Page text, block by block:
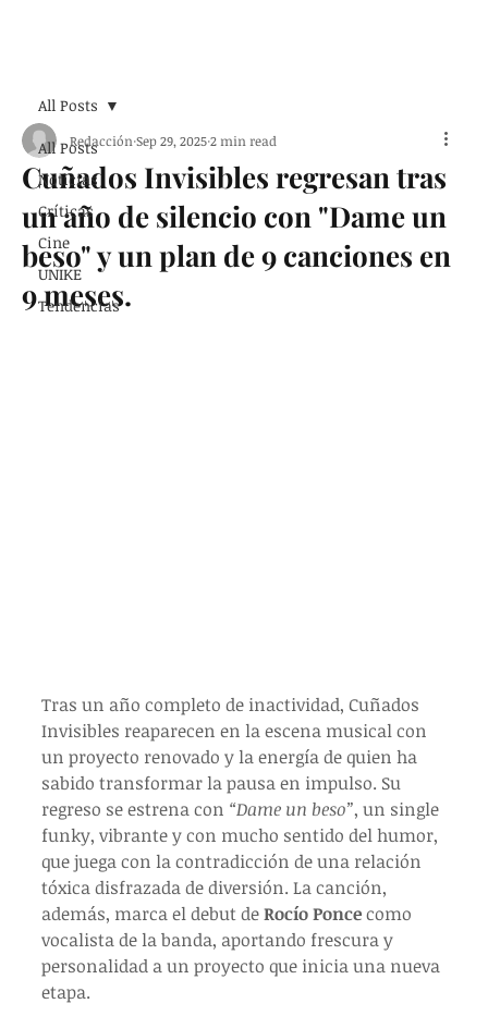
All Posts
Noticias
Críticas
Cine
UNIKE
Tendencias
All Posts
Cuñados Invisibles regresan tras
un año de silencio con "Dame un
beso" y un plan de 9 canciones en
9 meses.
Redacción Sep 29, 20252 min read
Tras un año completo de inactividad, Cuñados
Invisibles reaparecen en la escena musical con
un proyecto renovado y la energía de quien ha
sabido transformar la pausa en impulso. Su
regreso se estrena con “Dame un beso”, un single
funky, vibrante y con mucho sentido del humor,
que juega con la contradicción de una relación
tóxica disfrazada de diversión. La canción,
además, marca el debut de Rocío Ponce como
vocalista de la banda, aportando frescura y
personalidad a un proyecto que inicia una nueva
etapa.